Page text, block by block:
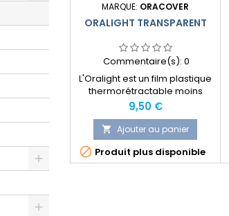
MARQUE: ORACOVER
ORALIGHT TRANSPARENT
Commentaire(s): 0
L'Oralight est un film plastique
thermorétractable moins
épais que l'Oracover et
surtout plus léger. Son poids
est d'environ 36g/m2.
Prix
9,50 €
 Ajouter au panier
 Produit plus disponible